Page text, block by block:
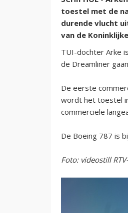
toestel met de
durende vlucht
van de
TUI-dochter Arke
de Dreamliner
De eerste
wordt het toestel
commerciële
De Boeing 787 is
Foto: videostill